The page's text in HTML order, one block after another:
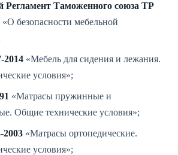
Регламент Таможенного союза ТР
«О безопасности мебельной
«Мебель для сидения и лежания.
условия»;
«Матрасы пружинные и
Общие технические условия»;
«Матрасы ортопедические.
условия»;